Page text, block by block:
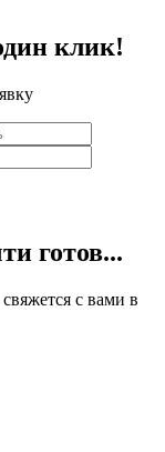
клик!
готов...
с вами в